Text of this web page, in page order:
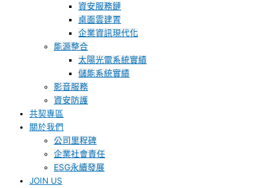
資安服務鏈
桌面雲建置
企業資訊現代化
能源整合
太陽光電系統實績
儲能系統實績
影音服務
資安防護
共契專區
關於我們
公司里程碑
企業社會責任
ESG永續發展
JOIN US